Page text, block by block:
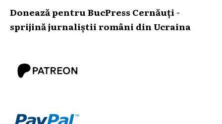
Donează pentru BucPress Cernăuți -
sprijină jurnaliștii români din Ucraina